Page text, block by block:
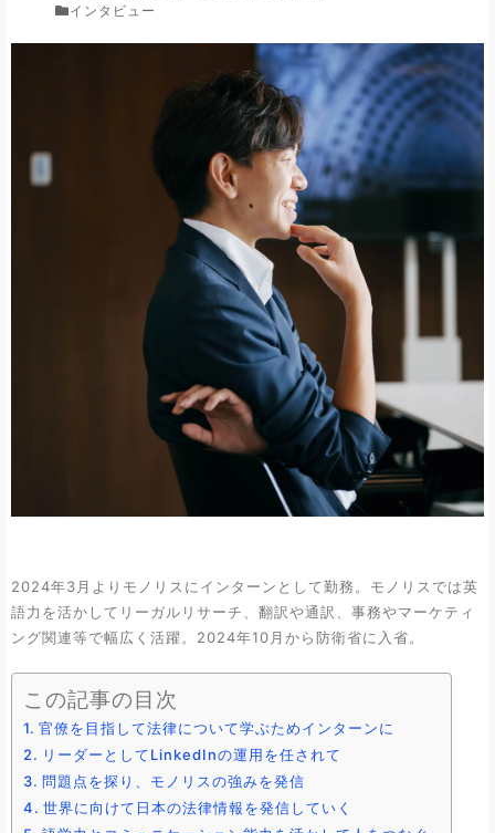
インタビュー
2024年3月よりモノリスにインターンとして勤務。モノリスでは英
語力を活かしてリーガルリサーチ、翻訳や通訳、事務やマーケティ
ング関連等で幅広く活躍。2024年10月から防衛省に入省。
この記事の目次
官僚を目指して法律について学ぶためインターンに
リーダーとしてLinkedInの運用を任されて
問題点を探り、モノリスの強みを発信
世界に向けて日本の法律情報を発信していく